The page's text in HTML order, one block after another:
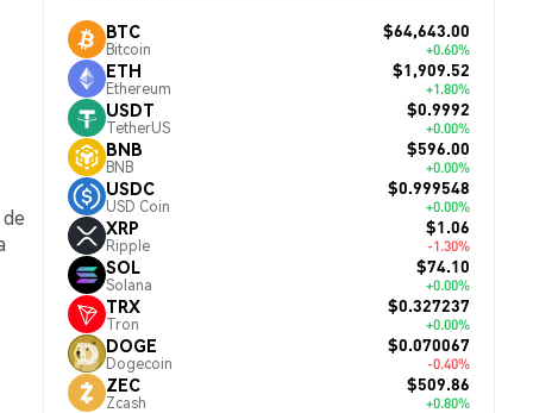
BTC
Bitcoin
$64,643.00
+0.60%
ETH
Ethereum
$1,909.52
+1.80%
USDT
TetherUS
$0.9992
+0.00%
BNB
BNB
$596.00
+0.00%
USDC
USD Coin
$0.999548
+0.00%
XRP
Ripple
$1.06
-1.30%
SOL
Solana
$74.10
+0.00%
TRX
Tron
$0.327237
+0.00%
DOGE
Dogecoin
$0.070067
-0.40%
ZEC
Zcash
$509.86
+0.80%